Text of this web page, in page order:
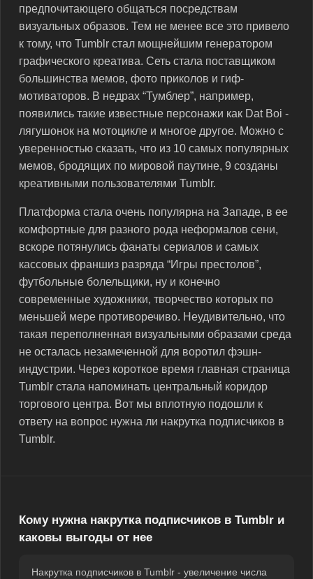
предпочитающего общаться посредствам
визуальных образов. Тем не менее все это привело
к тому, что Tumblr стал мощнейшим генератором
графического креатива. Сеть стала поставщиком
большинства мемов, фото приколов и гиф-
мотиваторов. В недрах “Тумблер”, например,
появились такие известные персонажи как Dat Boi -
лягушонок на мотоцикле и многое другое. Можно с
уверенностью сказать, что из 10 самых популярных
мемов, бродящих по мировой паутине, 9 созданы
креативными пользователями Tumblr.
Платформа стала очень популярна на Западе, в ее
комфортные для разного рода неформалов сени,
вскоре потянулись фанаты сериалов и самых
кассовых франшиз разряда “Игры престолов”,
футбольные болельщики, ну и конечно
современные художники, творчество которых по
меньшей мере противоречиво. Неудивительно, что
такая переполненная визуальными образами среда
не осталась незамеченной для воротил фэшн-
индустрии. Через короткое время главная страница
Tumblr стала напоминать центральный коридор
торгового центра. Вот мы вплотную подошли к
ответу на вопрос нужна ли накрутка подписчиков в
Tumblr.
Кому нужна накрутка подписчиков в Tumblr и
каковы выгоды от нее
Накрутка подписчиков в Tumblr - увеличение числа